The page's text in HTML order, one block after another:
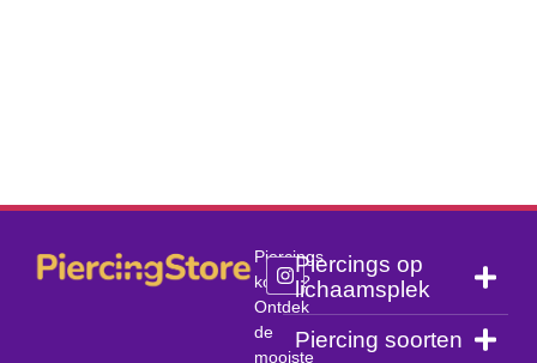
Piercings
kopen?
Ontdek
de
mooiste
Piercings op
lichaamsplek
Piercing soorten